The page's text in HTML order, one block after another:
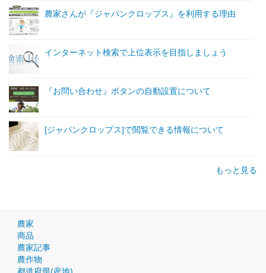
農家さんが『ジャパンクロップス』を利用する理由
インターネット検索で上位表示を目指しましょう
『お問い合わせ』ボタンの自動設置について
[ジャパンクロップス]で閲覧できる情報について
もっと見る
農家
商品
農家記事
農作物